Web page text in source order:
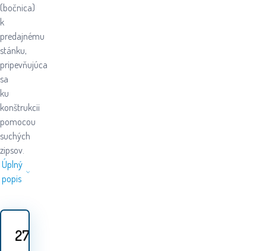
(bočnica)
k
predajnému
stánku,
pripevňujúca
sa
ku
konštrukcii
pomocou
suchých
zipsov.
Úplný
popis
27.50